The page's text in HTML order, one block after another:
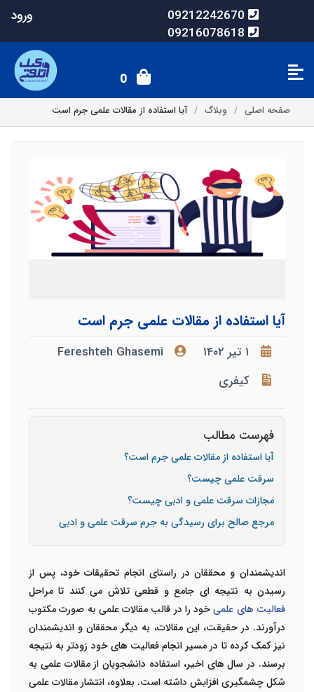
09212242670
09216078618
ورود
0
صفحه اصلی وبلاگ آیا استفاده از مقالات علمی جرم است
آیا استفاده از مقالات علمی جرم است
۱ تیر ۱۴۰۲
Fereshteh Ghasemi
کیفری
فهرست مطالب
آیا استفاده از مقالات علمی جرم است؟
سرقت علمی چیست؟
مجازات سرقت علمی و ادبی چیست؟
مرجع صالح برای رسیدگی به جرم سرقت علمی و ادبی
اندیشمندان و محققان در راستای انجام تحقیقات خود، پس از
رسیدن به نتیجه ای جامع و قطعی تلاش می کنند تا مراحل
فعالیت های علمیخود را در قالب مقالات علمی به صورت مکتوب
درآورند. در حقیقت، این مقالات، به دیگر محققان و اندیشمندان
نیز کمک کرده تا در مسیر انجام فعالیت های خود زودتر به نتیجه
برسند. در سال های اخیر، استفاده دانشجویان از مقالات علمی به
شکل چشمگیری افزایش داشته است. بعلاوه، انتشار مقالات علمی